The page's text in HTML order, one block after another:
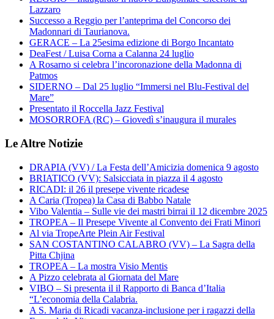
Lazzaro
Successo a Reggio per l’anteprima del Concorso dei
Madonnari di Taurianova.
GERACE – La 25esima edizione di Borgo Incantato
DeaFest / Luisa Corna a Calanna 24 luglio
A Rosarno si celebra l’incoronazione della Madonna di
Patmos
SIDERNO – Dal 25 luglio “Immersi nel Blu-Festival del
Mare”
Presentato il Roccella Jazz Festival
MOSORROFA (RC) – Giovedì s’inaugura il murales
Le Altre Notizie
DRAPIA (VV) / La Festa dell’Amicizia domenica 9 agosto
BRIATICO (VV): Salsicciata in piazza il 4 agosto
RICADI: il 26 il presepe vivente ricadese
A Caria (Tropea) la Casa di Babbo Natale
Vibo Valentia – Sulle vie dei mastri birrai il 12 dicembre 2025
TROPEA – Il Presepe Vivente al Convento dei Frati Minori
Al via TropeArte Plein Air Festival
SAN COSTANTINO CALABRO (VV) – La Sagra della
Pitta Chjina
TROPEA – La mostra Visio Mentis
A Pizzo celebrata al Giornata del Mare
VIBO – Si presenta il il Rapporto di Banca d’Italia
“L’economia della Calabria.
A S. Maria di Ricadi vacanza-inclusione per i ragazzi della